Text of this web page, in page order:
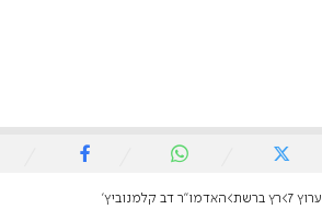
ערוץ 7 רץ ברשת האדמו''ר דב קלמנוביץ'